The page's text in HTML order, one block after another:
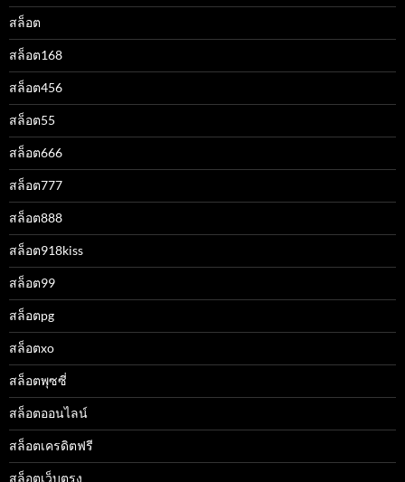
สล็อต
สล็อต168
สล็อต456
สล็อต55
สล็อต666
สล็อต777
สล็อต888
สล็อต918kiss
สล็อต99
สล็อตpg
สล็อตxo
สล็อตพุซซี่
สล็อตออนไลน์
สล็อตเครดิตฟรี
สล็อตเว็บตรง